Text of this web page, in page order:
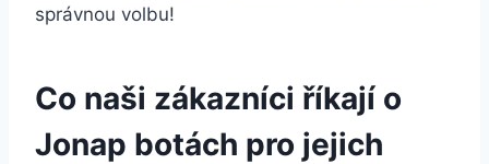
správnou⁢ volbu!
Co‍ naši zákazníci ​říkají ⁤o
Jonap botách ⁣pro jejich